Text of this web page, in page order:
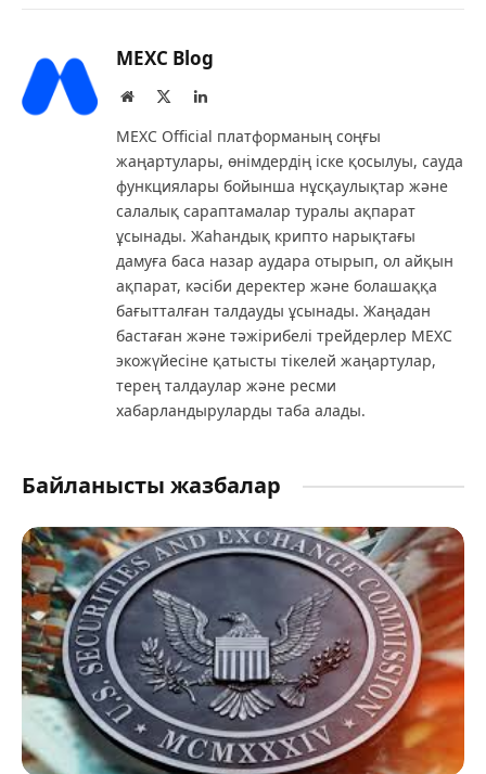
MEXC Blog
Website LinkedIn
MEXC Official платформаның соңғы
жаңартулары, өнімдердің іске қосылуы, сауда
функциялары бойынша нұсқаулықтар және
салалық сараптамалар туралы ақпарат
ұсынады. Жаһандық крипто нарықтағы
дамуға баса назар аудара отырып, ол айқын
ақпарат, кәсіби деректер және болашаққа
бағытталған талдауды ұсынады. Жаңадан
бастаған және тәжірибелі трейдерлер MEXC
экожүйесіне қатысты тікелей жаңартулар,
терең талдаулар және ресми
хабарландыруларды таба алады.
Байланысты жазбалар